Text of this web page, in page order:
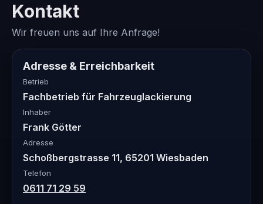
Kontakt
Wir freuen uns auf Ihre Anfrage!
Adresse & Erreichbarkeit
Betrieb
Fachbetrieb für Fahrzeuglackierung
Inhaber
Frank Götter
Adresse
Schoßbergstrasse 11, 65201 Wiesbaden
Telefon
0611 71 29 59